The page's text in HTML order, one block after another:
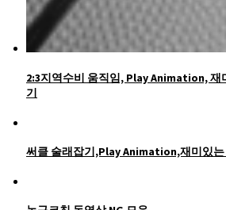
2:3지역수비 움직임, Play Animation, 재
기
써클 술래잡기,Play Animation,재미있는